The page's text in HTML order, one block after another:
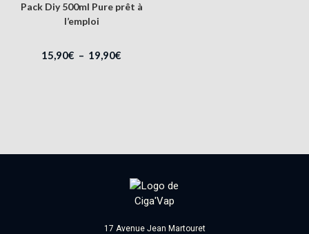
Pack Diy 500ml Pure prêt à
l’emploi
15,90€ – 19,90€
17 Avenue Jean Martouret